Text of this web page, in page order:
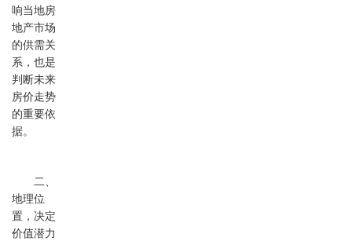
响当地房
地产市场
的供需关
系，也是
判断未来
房价走势
的重要依
据。
二、
地理位
置，决定
价值潜力